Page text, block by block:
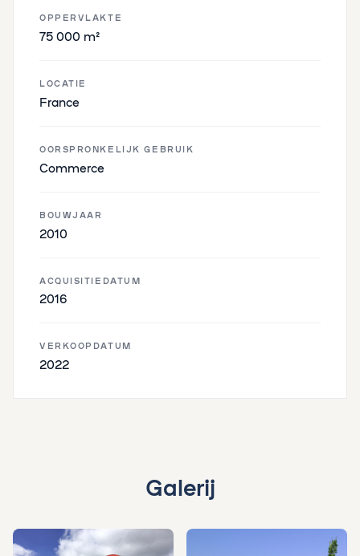
OPPERVLAKTE
75 000 m²
LOCATIE
France
OORSPRONKELIJK GEBRUIK
Commerce
BOUWJAAR
2010
ACQUISITIEDATUM
2016
VERKOOPDATUM
2022
Galerij